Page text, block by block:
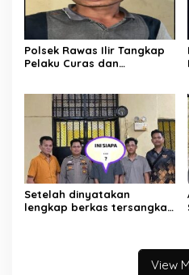
Polsek Rawas Ilir Tangkap
Pelaku Curas dan
Setelah dinyatakan
lengkap berkas tersangka
View